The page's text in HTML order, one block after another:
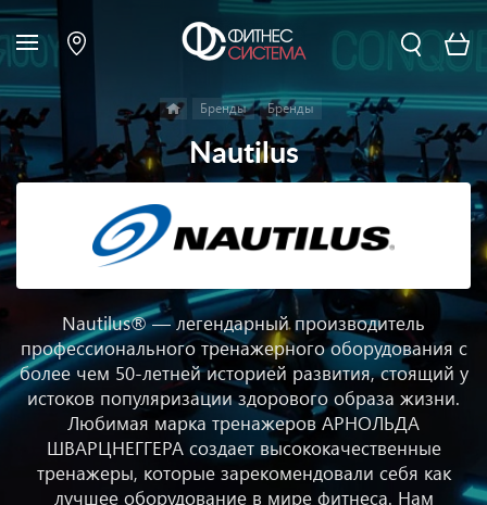
Бренды Бренды
Nautilus
Nautilus® — легендарный производитель
профессионального тренажерного оборудования с
более чем 50-летней историей развития, стоящий у
истоков популяризации здорового образа жизни.
Любимая марка тренажеров АРНОЛЬДА
ШВАРЦНЕГГЕРА создает высококачественные
тренажеры, которые зарекомендовали себя как
лучшее оборудование в мире фитнеса. Нам